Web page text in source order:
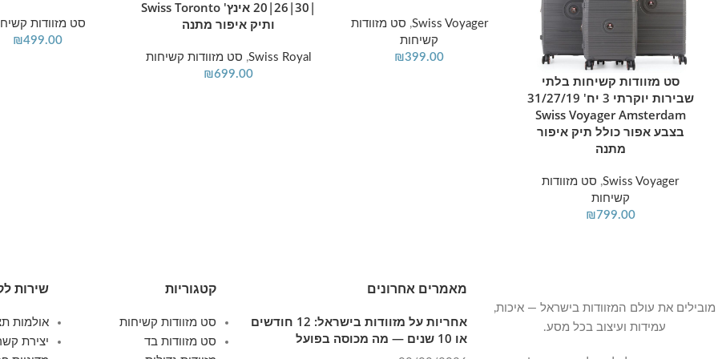
הוספה לסל
סט מזוודות קשיחות בלתי
שבירות יוקרתי 3 יח' 31/27/19
Swiss Voyager Amsterdam
בצבע אפור כולל תיק איפור
מתנה
Swiss Voyager
, סט מזוודות
קשיחות
₪799.00
Swiss Voyager
, סט מזוודות
קשיחות
₪399.00
|30|26|20 אינץ' Swiss Toronto
ותיק איפור מתנה
Swiss Royal
, סט מזוודות קשיחות
₪699.00
סט מזוודות
₪499.00
מובילים את עולם המזוודות בישראל — איכות,
עמידות ועיצוב בכל מסע.
מאמרים אחרונים
אחריות על מזוודות בישראל: 12 חודשים
או 10 שנים — מה מכוסה בפועל
קטגוריות
סט מזוודות קשיחות
סט מזוודות בד
שירות
אולמות
יצירת